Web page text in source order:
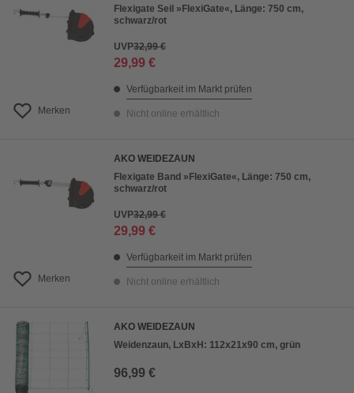
Merken
Flexigate Seil »FlexiGate«, Länge: 750 cm,
schwarz/rot
UVP32,99 €
29,99 €
Verfügbarkeit im Markt prüfen
Nicht online erhältlich
Merken
AKO WEIDEZAUN
Flexigate Band »FlexiGate«, Länge: 750 cm,
schwarz/rot
UVP32,99 €
29,99 €
Verfügbarkeit im Markt prüfen
Nicht online erhältlich
AKO WEIDEZAUN
Weidenzaun, LxBxH: 112x21x90 cm, grün
96,99 €